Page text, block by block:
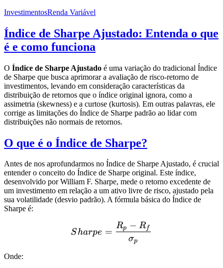
InvestimentosRenda Variável
Índice de Sharpe Ajustado: Entenda o que
é e como funciona
O Índice de Sharpe Ajustado é uma variação do tradicional Índice
de Sharpe que busca aprimorar a avaliação de risco-retorno de
investimentos, levando em consideração características da
distribuição de retornos que o índice original ignora, como a
assimetria (skewness) e a curtose (kurtosis). Em outras palavras, ele
corrige as limitações do Índice de Sharpe padrão ao lidar com
distribuições não normais de retornos.
O que é o Índice de Sharpe?
Antes de nos aprofundarmos no Índice de Sharpe Ajustado, é crucial
entender o conceito do Índice de Sharpe original. Este índice,
desenvolvido por William F. Sharpe, mede o retorno excedente de
um investimento em relação a um ativo livre de risco, ajustado pela
sua volatilidade (desvio padrão). A fórmula básica do Índice de
Sharpe é:
Sharpe = \frac{R_p -
Sharpe =
σp
Rp − Rf
Onde: